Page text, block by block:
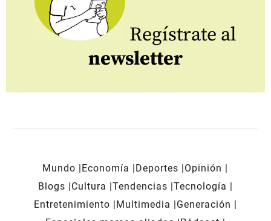
Regístrate al
newsletter
Mundo Economía Deportes
Opinión
Blogs
Cultura Tendencias Tecnología
Entretenimiento
Multimedia
Generación